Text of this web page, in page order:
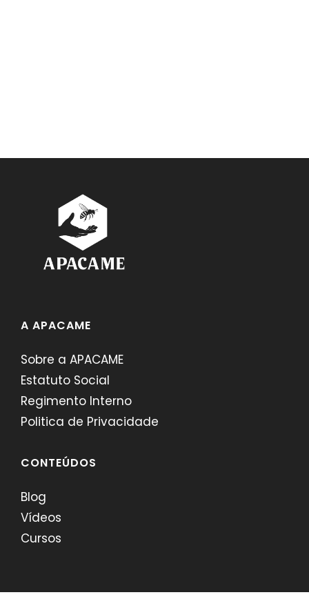
A APACAME
Sobre a APACAME
Estatuto Social
Regimento Interno
Politica de Privacidade
CONTEÚDOS
Blog
Vídeos
Cursos